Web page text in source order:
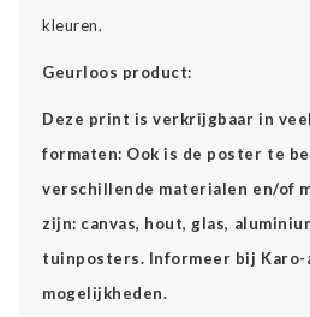
kleuren.
Geurloos product:
Deze print is verkrijgbaar in
formaten: Ook is de poster te
verschillende materialen en/of
zijn: canvas, hout, glas,
tuinposters. Informeer bij Karo-
mogelijkheden.